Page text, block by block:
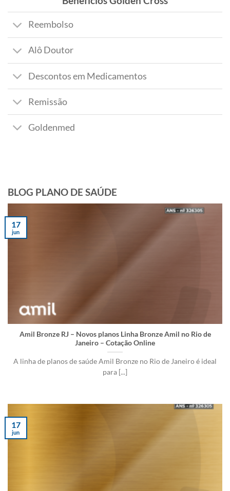
Reembolso
Alô Doutor
Descontos em Medicamentos
Remissão
Goldenmed
BLOG PLANO DE SAÚDE
Amil Bronze RJ – Novos planos Linha Bronze Amil no Rio de
Janeiro – Cotação Online
A linha de planos de saúde Amil Bronze no Rio de Janeiro é ideal
para [...]
17
jun
17
jun